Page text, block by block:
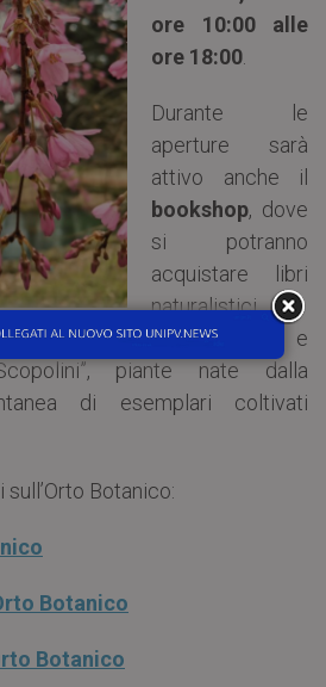
ore 10:00 alle
ore 18:00
Durante le
aperture sarà
attivo anche il
bookshop, dove
si potranno
acquistare libri
naturalistici,
gadget e
piante nate dalla
di esemplari coltivati
Botanico:
Botanico
Botanico